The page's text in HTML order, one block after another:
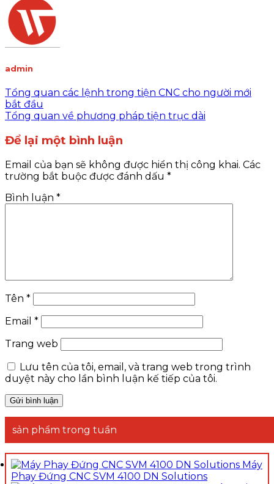
admin
Tổng quan các lệnh trong tiện CNC cho người mới
bắt đầu
Tổng quan về phương pháp tiện trục dài
Để lại một bình luận
Email của bạn sẽ không được hiển thị công khai. Các
trường bắt buộc được đánh dấu *
Bình luận *
Tên *
Email *
Trang web
Lưu tên của tôi, email, và trang web trong trình
duyệt này cho lần bình luận kế tiếp của tôi.
sản phẩm trong tuần
Máy
Phay Đứng CNC SVM 4100 DN Solutions